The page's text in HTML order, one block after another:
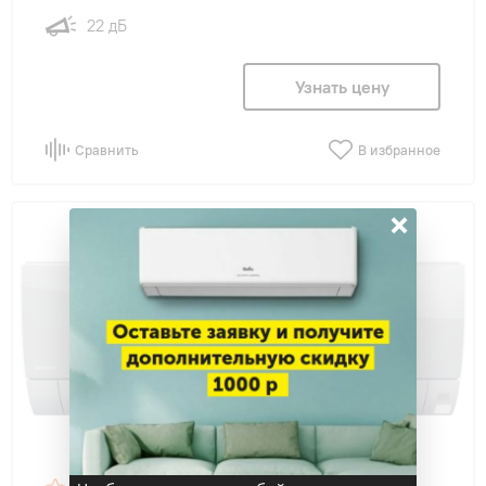
22 дБ
Узнать цену
Сравнить В избранное
×